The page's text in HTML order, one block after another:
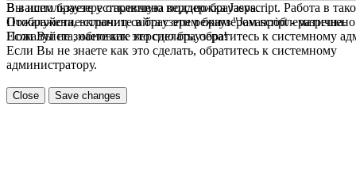
В вашем браузере отключена поддержка Jasvscript. Работа в
Пожалуйста, включите в браузере режим "Javascript -
Если Вы не знаете как это сделать, обратитесь к системному
Вы используете устаревшую версию браузера.
Отображение страниц сайта с этим браузером проблематична.
Пожалуйста, обновите версию браузера!
Если Вы не знаете как это сделать, обратитесь к системному
администратору.
Close Save changes